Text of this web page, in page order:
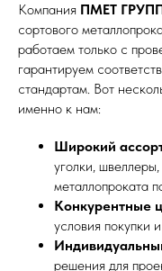
Компания ПМЕТ
сортового
работаем только с
гарантируем
стандартам. Вот
именно к нам:
Широкий
уголки,
металлопроката
Конкурентные
условия покупки
решения для